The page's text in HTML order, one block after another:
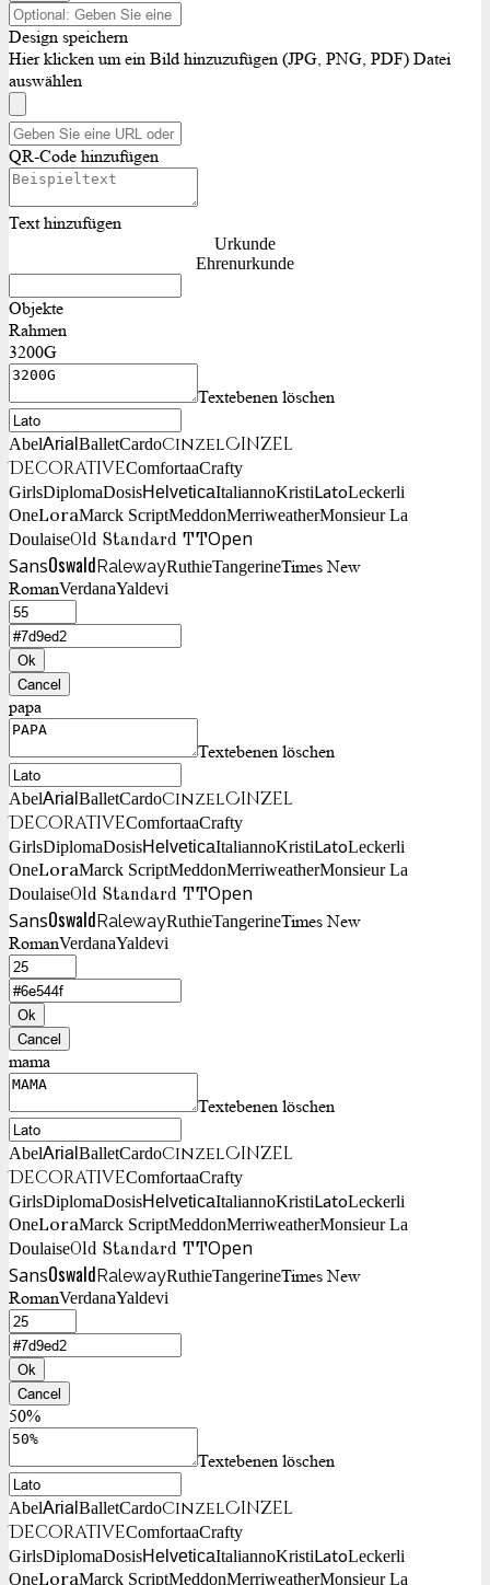
Design speichern
Hier klicken um ein Bild hinzuzufügen (JPG, PNG, PDF) Datei
auswählen
QR-Code hinzufügen
Text hinzufügen
Urkunde
Ehrenurkunde
Objekte
Rahmen
3200G
Textebenen löschen
AbelArialBalletCardoCinzelCinzel
DecorativeComfortaaCrafty
GirlsDiplomaDosisHelveticaItaliannoKristiLatoLeckerli
OneLoraMarck ScriptMeddonMerriweatherMonsieur La
DoulaiseOld Standard TTOpen
SansOswaldRalewayRuthieTangerineTimes New
RomanVerdanaYaldevi
Ok
Cancel
papa
Textebenen löschen
AbelArialBalletCardoCinzelCinzel
DecorativeComfortaaCrafty
GirlsDiplomaDosisHelveticaItaliannoKristiLatoLeckerli
OneLoraMarck ScriptMeddonMerriweatherMonsieur La
DoulaiseOld Standard TTOpen
SansOswaldRalewayRuthieTangerineTimes New
RomanVerdanaYaldevi
Ok
Cancel
mama
Textebenen löschen
AbelArialBalletCardoCinzelCinzel
DecorativeComfortaaCrafty
GirlsDiplomaDosisHelveticaItaliannoKristiLatoLeckerli
OneLoraMarck ScriptMeddonMerriweatherMonsieur La
DoulaiseOld Standard TTOpen
SansOswaldRalewayRuthieTangerineTimes New
RomanVerdanaYaldevi
Ok
Cancel
50%
Textebenen löschen
AbelArialBalletCardoCinzelCinzel
DecorativeComfortaaCrafty
GirlsDiplomaDosisHelveticaItaliannoKristiLatoLeckerli
OneLoraMarck ScriptMeddonMerriweatherMonsieur La